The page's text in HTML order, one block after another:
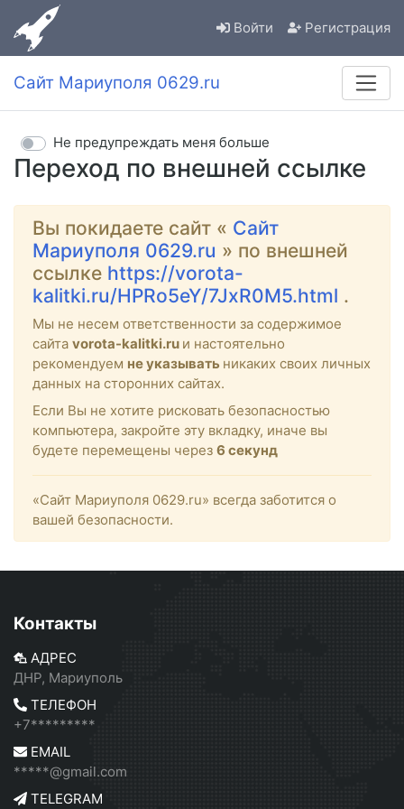
Войти Регистрация
Сайт Мариуполя 0629.ru
Переход по внешней ссылке
Не предупреждать меня больше
Вы покидаете сайт « Сайт
Мариуполя 0629.ru » по внешней
ссылке https://vorota-
kalitki.ru/HPRo5eY/7JxR0M5.html .
Мы не несем ответственности за содержимое
сайта vorota-kalitki.ru и настоятельно
рекомендуем не указывать никаких своих личных
данных на сторонних сайтах.
Если Вы не хотите рисковать безопасностью
компьютера, закройте эту вкладку, иначе вы
будете перемещены через 6 секунд
«Сайт Мариуполя 0629.ru» всегда заботится о
вашей безопасности.
Контакты
АДРЕС
ДНР, Мариуполь
ТЕЛЕФОН
+7*********
EMAIL
*****@gmail.com
TELEGRAM